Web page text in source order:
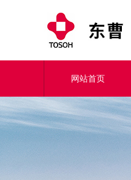
网站首页